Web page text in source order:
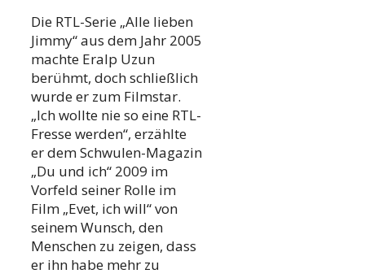
Die RTL-Serie „Alle lieben
Jimmy“ aus dem Jahr 2005
machte Eralp Uzun
berühmt, doch schließlich
wurde er zum Filmstar.
„Ich wollte nie so eine RTL-
Fresse werden“, erzählte
er dem Schwulen-Magazin
„Du und ich“ 2009 im
Vorfeld seiner Rolle im
Film „Evet, ich will“ von
seinem Wunsch, den
Menschen zu zeigen, dass
er ihn habe mehr zu